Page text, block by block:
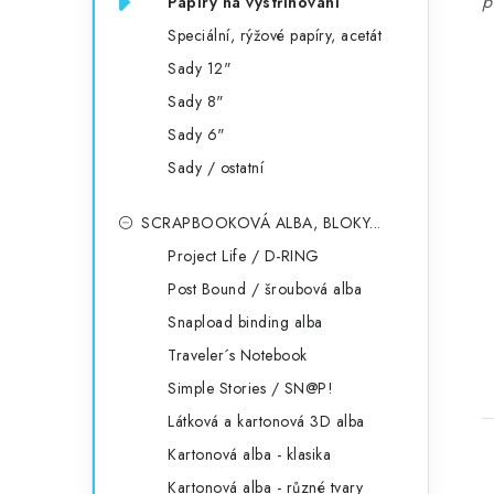
Speciální, rýžové papíry, acetát
Sady 12"
Sady 8"
Sady 6"
Sady / ostatní
SCRAPBOOKOVÁ ALBA, BLOKY...
Project Life / D-RING
Post Bound / šroubová alba
Snapload binding alba
Traveler´s Notebook
Simple Stories / SN@P!
Látková a kartonová 3D alba
Kartonová alba - klasika
Kartonová alba - různé tvary